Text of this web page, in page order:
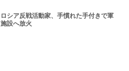
ロシア反戦活動家、手慣れた手付きで軍
施設へ放火